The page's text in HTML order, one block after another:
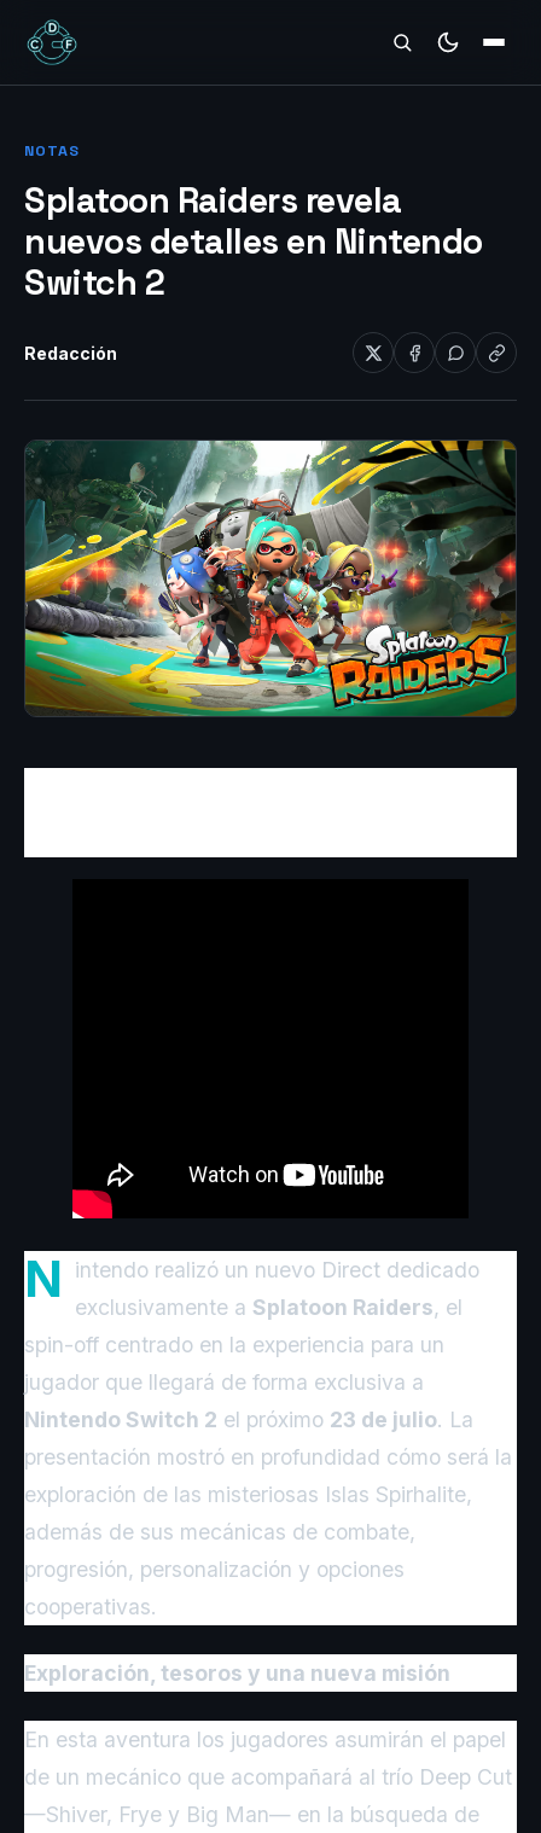
REVIEWS
NOTAS
Splatoon Raiders revela
nuevos detalles en Nintendo
Switch 2
Redacción
N
intendo realizó un nuevo Direct dedicado
exclusivamente a Splatoon Raiders, el
spin-off centrado en la experiencia para un
jugador que llegará de forma exclusiva a
Nintendo Switch 2 el próximo 23 de julio. La
presentación mostró en profundidad cómo será la
exploración de las misteriosas Islas Spirhalite,
además de sus mecánicas de combate,
progresión, personalización y opciones
cooperativas.
Exploración, tesoros y una nueva misión
En esta aventura los jugadores asumirán el papel
de un mecánico que acompañará al trío Deep Cut
—Shiver, Frye y Big Man— en la búsqueda de